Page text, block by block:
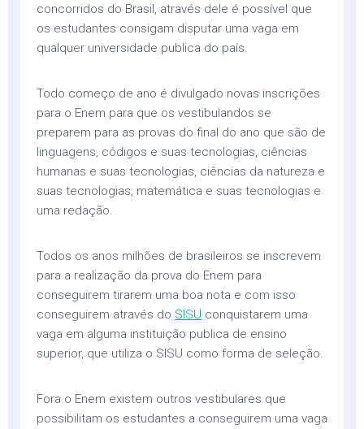
concorridos do Brasil, através dele é possível que
os estudantes consigam disputar uma vaga em
qualquer universidade publica do país.
Todo começo de ano é divulgado novas inscrições
para o Enem para que os vestibulandos se
preparem para as provas do final do ano que são de
linguagens, códigos e suas tecnologias, ciências
humanas e suas tecnologias, ciências da natureza e
suas tecnologias, matemática e suas tecnologias e
uma redação.
Todos os anos milhões de brasileiros se inscrevem
para a realização da prova do Enem para
conseguirem tirarem uma boa nota e com isso
conseguirem através do SISU conquistarem uma
vaga em alguma instituição publica de ensino
superior, que utiliza o SISU como forma de seleção.
Fora o Enem existem outros vestibulares que
possibilitam os estudantes a conseguirem uma vaga